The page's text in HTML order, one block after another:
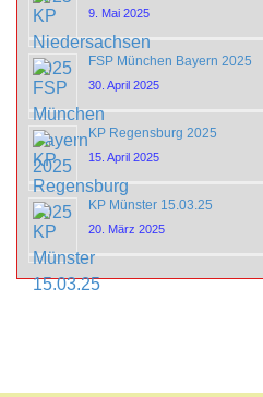
9. Mai 2025
FSP München Bayern 2025
30. April 2025
KP Regensburg 2025
15. April 2025
KP Münster 15.03.25
20. März 2025